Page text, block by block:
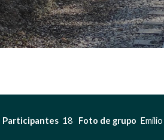
Participantes 18 Foto de grupo Emilio